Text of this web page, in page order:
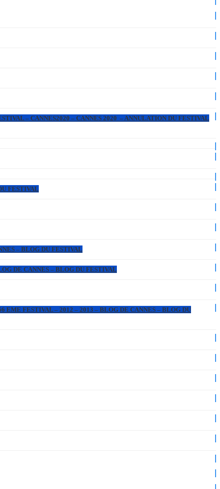
– CANNES2020 – CANNES 2020 – ANNULATION DU FESTIVAL
FESTIVAL
– BLOG DU FESTIVAL
DE CANNES – BLOG DU FESTIVAL
FESTIVAL – 2012 – 2013 – BLOG DE CANNES – BLOG DU